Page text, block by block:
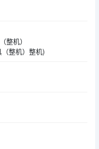
整机）
整机）整机)